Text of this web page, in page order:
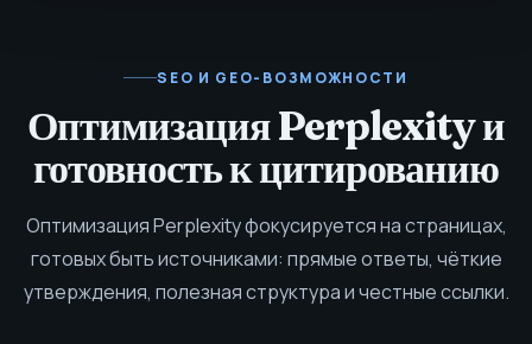
SEO И GEO-ВОЗМОЖНОСТИ
Оптимизация Perplexity и
готовность к цитированию
Оптимизация Perplexity фокусируется на страницах,
готовых быть источниками: прямые ответы, чёткие
утверждения, полезная структура и честные ссылки.